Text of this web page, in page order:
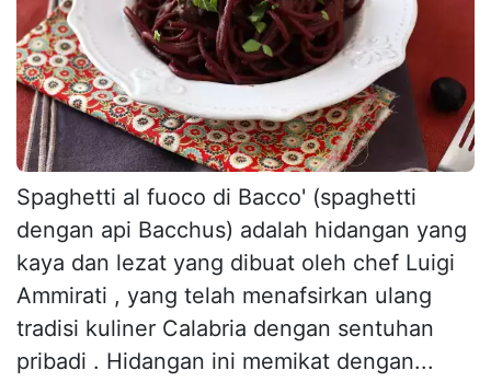
Spaghetti al fuoco di Bacco' (spaghetti
dengan api Bacchus) adalah hidangan yang
kaya dan lezat yang dibuat oleh chef Luigi
Ammirati , yang telah menafsirkan ulang
tradisi kuliner Calabria dengan sentuhan
pribadi . Hidangan ini memikat dengan...